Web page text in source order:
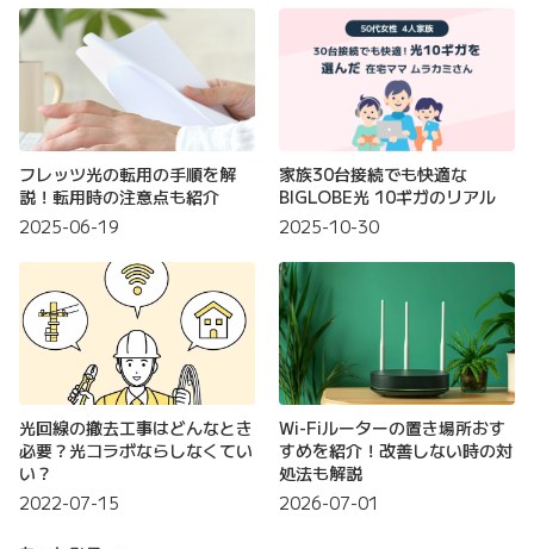
フレッツ光の転用の手順を解
説！転用時の注意点も紹介
2025-06-19
家族30台接続でも快適な
BIGLOBE光 10ギガのリアル
2025-10-30
光回線の撤去工事はどんなとき
必要？光コラボならしなくてい
い？
2022-07-15
Wi-Fiルーターの置き場所おす
すめを紹介！改善しない時の対
処法も解説
2026-07-01